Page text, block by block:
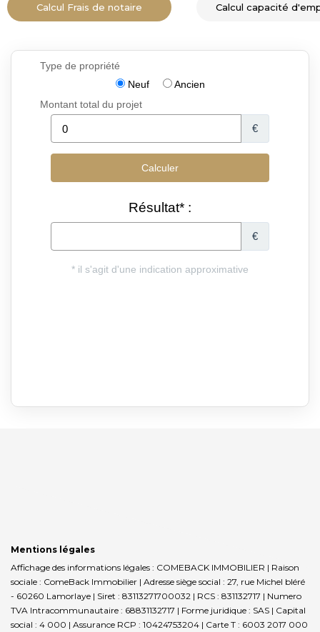
Calcul Frais de notaire Calcul capacité
Mentions légales
Affichage des informations légales : COMEBACK IMMOBILIER | Raison
sociale : ComeBack Immobilier | Adresse siège social : 27, rue Michel bléré
- 60260 Lamorlaye | Siret : 83113271700032 | RCS : 831132717 | Numero
TVA Intracommunautaire : 68831132717 | Forme juridique : SAS | Capital
social : 4 000 | Assurance RCP : 10424753204 | Carte T : 6003 2017 000